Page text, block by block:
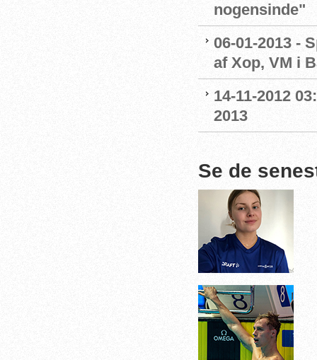
nogensinde"
06-01-2013 -
af Xop, VM i
14-11-2012
2013
Se de